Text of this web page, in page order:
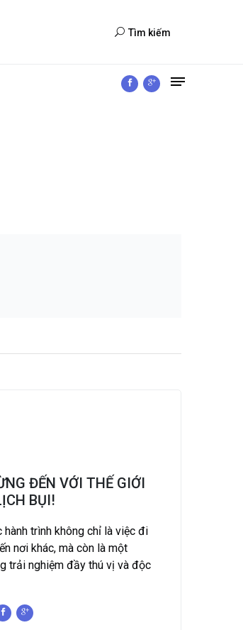
Tìm kiếm
ĐẾN VỚI THẾ GIỚI
BỤI!
hành trình không chỉ là việc đi
nơi khác, mà còn là một
trải nghiệm đầy thú vị và độc